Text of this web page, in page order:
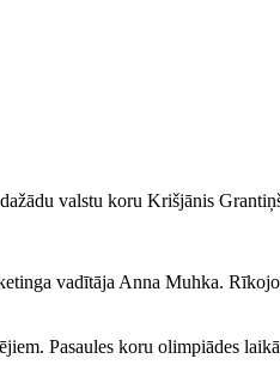
valstu koru Krišjānis
vadītāja Anna Muhka.
Pasaules koru olimpiādes